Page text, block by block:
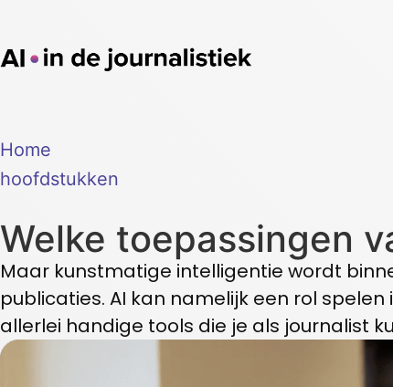
Home
hoofdstukken
Welke toepassingen
Maar kunstmatige intelligentie wordt
publicaties. AI kan namelijk een rol
allerlei handige tools die je als journalist